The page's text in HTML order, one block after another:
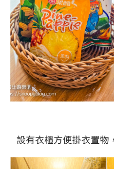
設有衣櫃方便掛衣置物